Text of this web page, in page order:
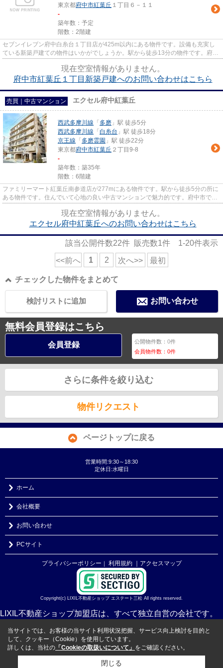
東京都府中市紅葉丘 １丁目６－１１
-
築年数：予定
階数：2階建
セブンイレブン府中白糸台１丁目店が425m以内にある物件です。設備も充実し
ている新築戸建ての物件はいかがでしょうか。駅から徒歩13分の物件です。府中
現在空室情報がありません。
府中市紅葉丘１丁目新築戸建へのお問い合わせはこちら
売買｜中古マンション エクセル府中紅葉丘
西武多摩川線 「 多磨 」駅 徒歩5分
西武多摩川線 「 白糸台 」駅 徒歩18分
京王線 「 多磨霊園 」駅 徒歩22分
東京都府中市紅葉丘 ２丁目9-8
-
築年数：築35年
階数：6階建
ファミリーマート紅葉丘南参道店が277mにある物件です。駅から徒歩5分の所に
ある物件です。住んでいて心地の良い中古マンションで魅力的です。府中市での
現在空室情報がありません。
エクセル府中紅葉丘へのお問い合わせはこちら
該当公開件数22件 販売数1件 1-20件表示
<<前へ 1 2 次へ>> 最初
チェックした物件をまとめて
お問い合わせ
検討リストに追加
無料会員登録はこちら
会員登録 公開物件数：0件
会員物件数：0件
さらに条件を絞り込む
物件リクエスト
ページトップに戻る
営業時間:9:30～18:30
定休日:水曜日
ホーム
会社概要
お問い合わせ
PCサイト
プライバシーポリシー ｜ 利用規約 ｜アクセスマップ
Copyright(c) LIXIL不動産ショップ エステート三松 All rights reserved.
LIXIL不動産ショップ加盟店は、すべて独立自営の会社です。
当サイトでは、お客様の当サイト利用状況把握、サービス向上検討を目的と
して、クッキー（Cookie）を使用しています。
詳しくは、当社の 「Cookieの取扱いについて」 をご確認ください。
閉じる